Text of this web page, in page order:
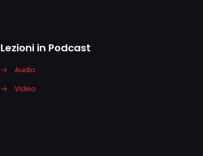
Lezioni in Podcast
→
Audio
→
Video